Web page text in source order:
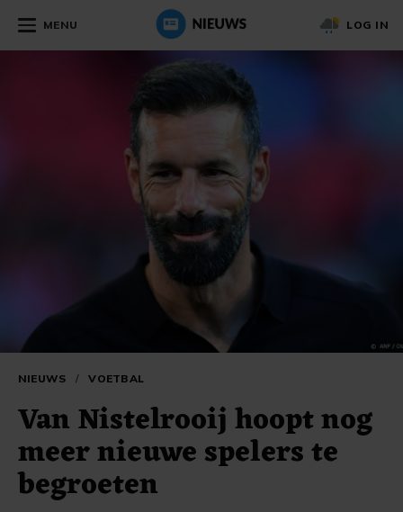
MENU LOG IN
NIEUWS / VOETBAL
Van Nistelrooij hoopt nog
meer nieuwe spelers te
begroeten